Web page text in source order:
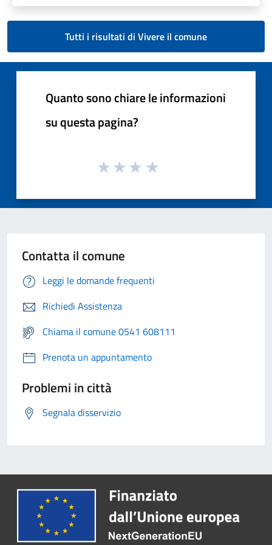
Tutti i risultati di Vivere il comune
Quanto sono chiare le informazioni
su questa pagina?
Contatta il comune
Leggi le domande frequenti
Richiedi Assistenza
Chiama il comune 0541 608111
Prenota un appuntamento
Problemi in città
Segnala disservizio